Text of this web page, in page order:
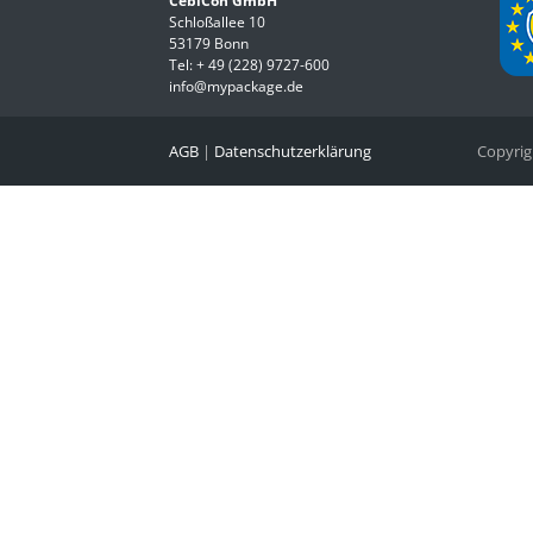
Schloßallee 10
53179 Bonn
Tel:+ 49 (228) 9727-600
info@mypackage.de
AGB | Datenschutzerklärung